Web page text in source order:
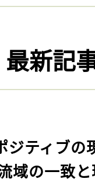
最新記
ジティブの
域の一致